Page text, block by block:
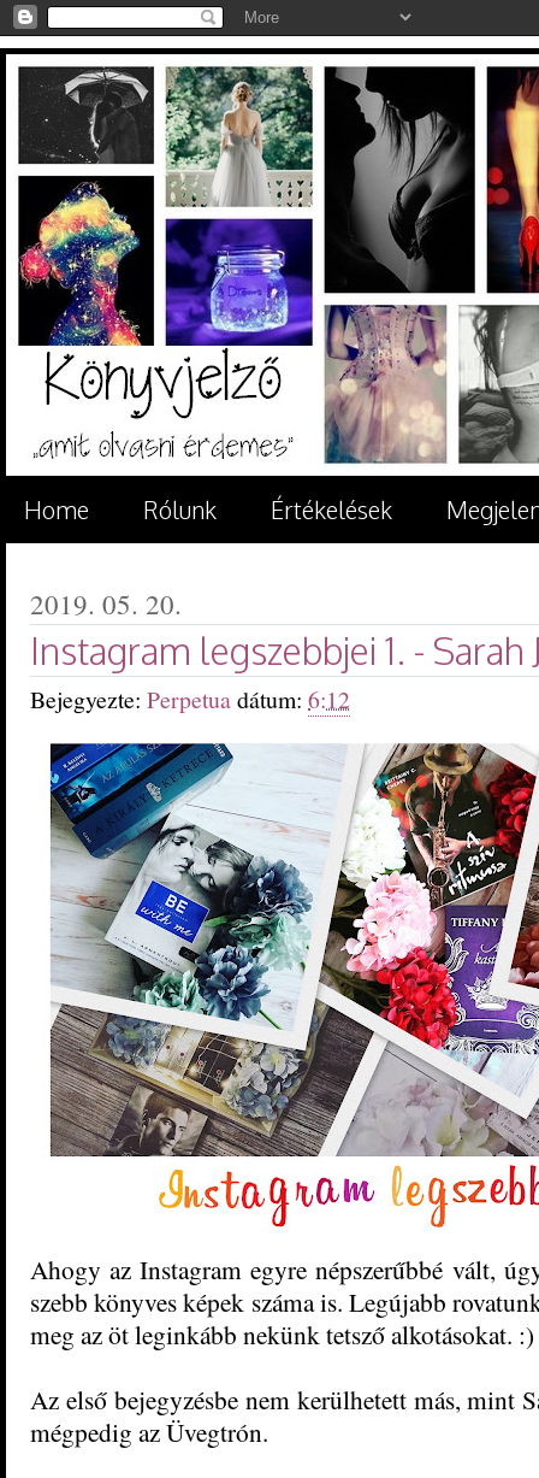
Home Rólunk Értékelések
2019. 05. 20.
Instagram legszebbjei 1. - Sarah
Bejegyezte: Perpetuadátum: 6:12
Ahogy az Instagram egyre népszerűbbé vált,
szebb könyves képek száma is. Legújabb
meg az öt leginkább nekünk tetsző alkotásokat. :)
Az első bejegyzésbe nem kerülhetett más, mint
mégpedig az Üvegtrón.